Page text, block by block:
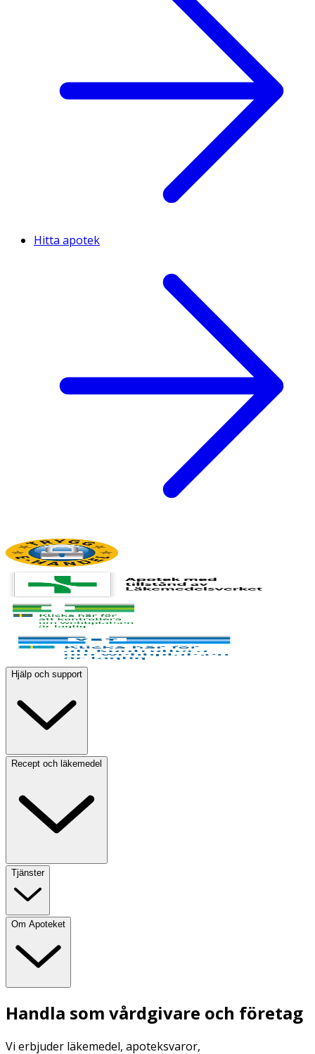
Hitta apotek
Hjälp och support
Recept och läkemedel
Tjänster
Om Apoteket
Handla som vårdgivare och företag
Vi erbjuder läkemedel, apoteksvaror,